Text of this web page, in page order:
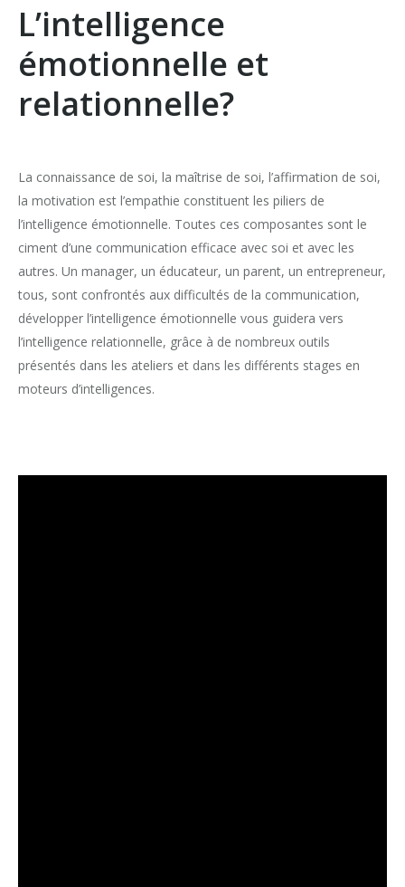
L’intelligence
émotionnelle et
relationnelle?
La connaissance de soi, la maîtrise de soi, l’affirmation de soi,
la motivation est l’empathie constituent les piliers de
l’intelligence émotionnelle. Toutes ces composantes sont le
ciment d’une communication efficace avec soi et avec les
autres. Un manager, un éducateur, un parent, un entrepreneur,
tous, sont confrontés aux difficultés de la communication,
développer l’intelligence émotionnelle vous guidera vers
l’intelligence relationnelle, grâce à de nombreux outils
présentés dans les ateliers et dans les différents stages en
moteurs d’intelligences.